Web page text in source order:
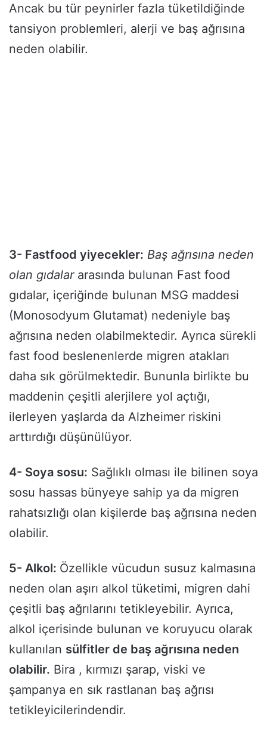
Ancak bu tür peynirler fazla tüketildiğinde
tansiyon problemleri, alerji ve baş ağrısına
neden olabilir.
3- Fastfood yiyecekler: Baş ağrısına neden
olan gıdalararasında bulunan Fast food
gıdalar, içeriğinde bulunan MSG maddesi
(Monosodyum Glutamat) nedeniyle baş
ağrısına neden olabilmektedir. Ayrıca sürekli
fast food beslenenlerde migren atakları
daha sık görülmektedir. Bununla birlikte bu
maddenin çeşitli alerjilere yol açtığı,
ilerleyen yaşlarda da Alzheimer riskini
arttırdığı düşünülüyor.
4- Soya sosu: Sağlıklı olması ile bilinen soya
sosu hassas bünyeye sahip ya da migren
rahatsızlığı olan kişilerde baş ağrısına neden
olabilir.
5- Alkol: Özellikle vücudun susuz kalmasına
neden olan aşırı alkol tüketimi, migren dahi
çeşitli baş ağrılarını tetikleyebilir. Ayrıca,
alkol içerisinde bulunan ve koruyucu olarak
kullanılan sülfitler de baş ağrısına neden
olabilir. Bira , kırmızı şarap, viski ve
şampanya en sık rastlanan baş ağrısı
tetikleyicilerindendir.